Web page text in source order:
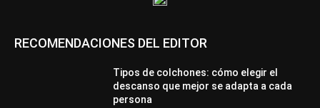
RECOMENDACIONES DEL EDITOR
Tipos de colchones: cómo elegir el
descanso que mejor se adapta a cada
persona